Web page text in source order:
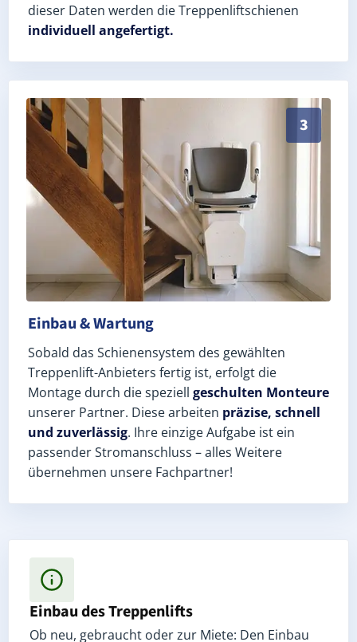
dieser Daten werden die Treppenliftschienen
individuell angefertigt.
3
Schneller, sauberer Einbau durch zertifizierte
Einbau & Wartung
Sobald das Schienensystem des gewählten
Treppenlift-Anbieters fertig ist, erfolgt die
Montage durch die speziell geschulten Monteure
unserer Partner. Diese arbeiten präzise, schnell
und zuverlässig. Ihre einzige Aufgabe ist ein
passender Stromanschluss – alles Weitere
übernehmen unsere Fachpartner!
Einbau des Treppenlifts
Ob neu, gebraucht oder zur Miete: Den Einbau